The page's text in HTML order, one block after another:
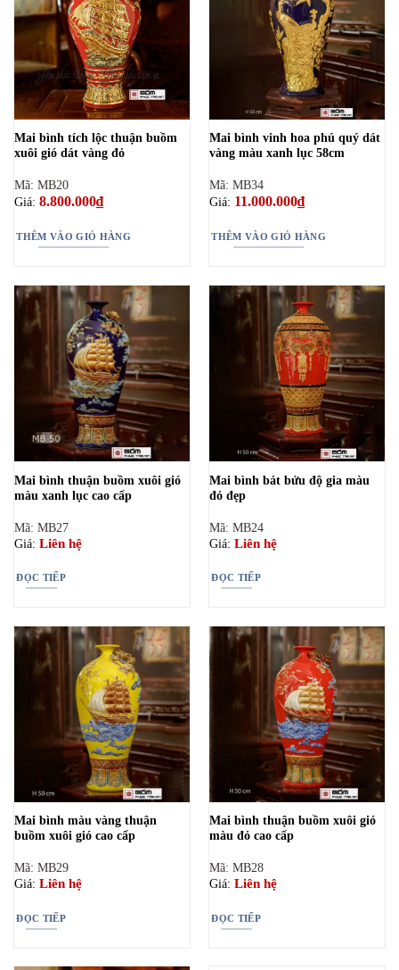
Mai bình tích lộc thuận buồm
xuôi gió dát vàng đỏ
Mã: MB20
Giá: 8.800.000₫
THÊM VÀO GIỎ HÀNG
Mai bình vinh hoa phú quý dát
vàng màu xanh lục 58cm
Mã: MB34
Giá: 11.000.000₫
THÊM VÀO GIỎ HÀNG
Mai bình thuận buồm xuôi gió
màu xanh lục cao cấp
Mã: MB27
Giá: Liên hệ
ĐỌC TIẾP
Mai bình bát bửu độ gia màu
đỏ đẹp
Mã: MB24
Giá: Liên hệ
ĐỌC TIẾP
Mai bình màu vàng thuận
buồm xuôi gió cao cấp
Mã: MB29
Giá: Liên hệ
ĐỌC TIẾP
Mai bình thuận buồm xuôi gió
màu đỏ cao cấp
Mã: MB28
Giá: Liên hệ
ĐỌC TIẾP